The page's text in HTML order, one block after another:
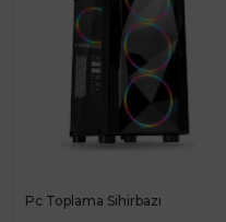
Pc Toplama Sihirbazı